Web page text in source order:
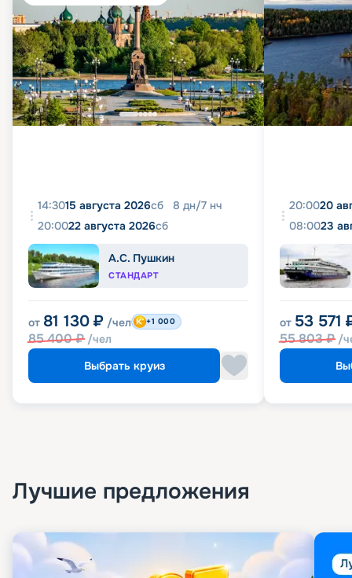
14:3015 августа 2026сб 8 дн/7 нч
20:0022 августа 2026сб
А.С. Пушкин
СТАНДАРТ
от 81 130 ₽ /чел
85 400₽ /чел
+1 000
Выбрать круиз
20:0020
08:0023
от 53 571
55 803₽ /
Лучшие предложения